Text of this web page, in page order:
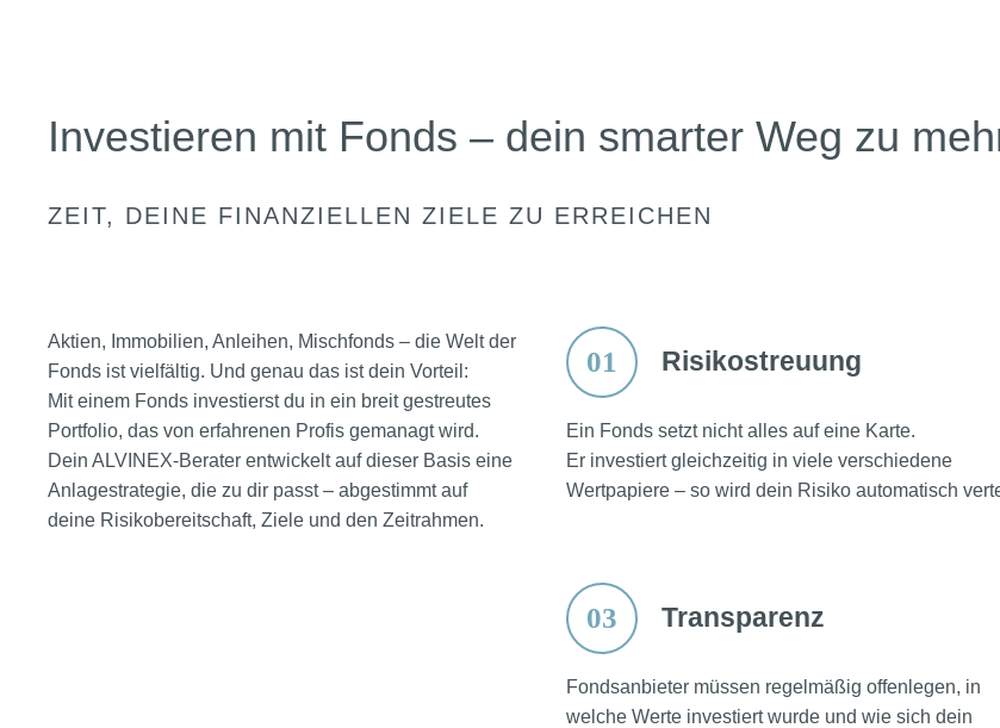
Investieren mit Fonds – dein smarter Weg zu
ZEIT, DEINE FINANZIELLEN ZIELE ZU ERREICHEN
Aktien, Immobilien, Anleihen, Mischfonds – die Welt der
Fonds ist vielfältig. Und genau das ist dein Vorteil:
Mit einem Fonds investierst du in ein breit gestreutes
Portfolio, das von erfahrenen Profis gemanagt wird.
Dein ALVINEX-Berater entwickelt auf dieser Basis eine
Anlagestrategie, die zu dir passt – abgestimmt auf
deine Risikobereitschaft, Ziele und den Zeitrahmen.
01 Risikostreuung
Ein Fonds setzt nicht alles auf eine Karte.
Er investiert gleichzeitig in viele verschiedene
Wertpapiere – so wird dein Risiko automatisch
03 Transparenz
Fondsanbieter müssen regelmäßig offenlegen, in
welche Werte investiert wurde und wie sich dein